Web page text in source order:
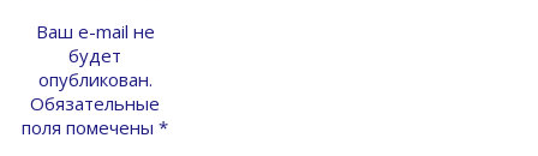
Ваш e-mail не
будет
опубликован.
Обязательные
поля помечены *